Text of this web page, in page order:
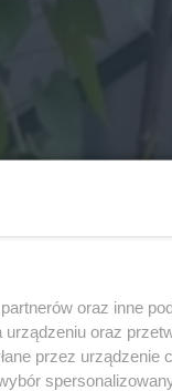
oraz inne
oraz
przez urządzenie